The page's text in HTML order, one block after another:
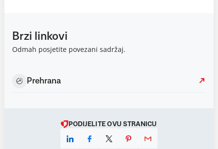
Brzi linkovi
Odmah posjetite povezani sadržaj.
Prehrana
PODIJELITE OVU STRANICU